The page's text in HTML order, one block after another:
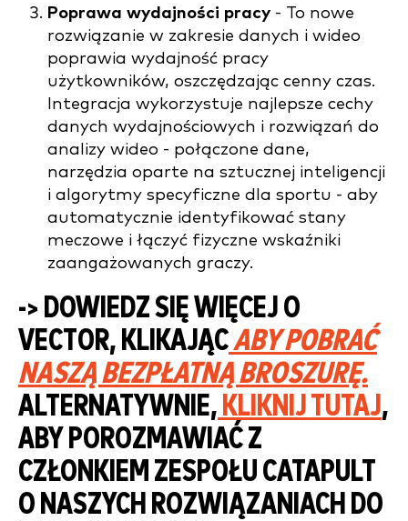
Poprawa wydajności pracy - To nowe
rozwiązanie w zakresie danych i wideo
poprawia wydajność pracy
użytkowników, oszczędzając cenny czas.
Integracja wykorzystuje najlepsze cechy
danych wydajnościowych i rozwiązań do
analizy wideo - połączone dane,
narzędzia oparte na sztucznej inteligencji
i algorytmy specyficzne dla sportu - aby
automatycznie identyfikować stany
meczowe i łączyć fizyczne wskaźniki
zaangażowanych graczy.
-> DOWIEDZ SIĘ WIĘCEJ O
VECTOR, KLIKAJĄCABY POBRAĆ
NASZĄ BEZPŁATNĄ BROSZURĘ.
ALTERNATYWNIE, KLIKNIJ TUTAJ,
ABY POROZMAWIAĆ Z
CZŁONKIEM ZESPOŁU CATAPULT
O NASZYCH ROZWIĄZANIACH DO